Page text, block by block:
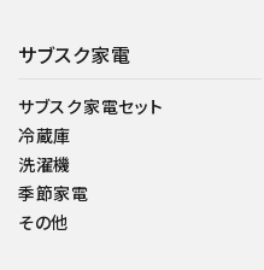
サブスク家電
サブスク家電セット
冷蔵庫
洗濯機
季節家電
その他